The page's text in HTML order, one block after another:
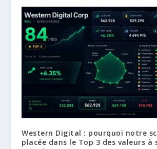
Western Digital : pourquoi notre
placée dans le Top 3 des valeurs à